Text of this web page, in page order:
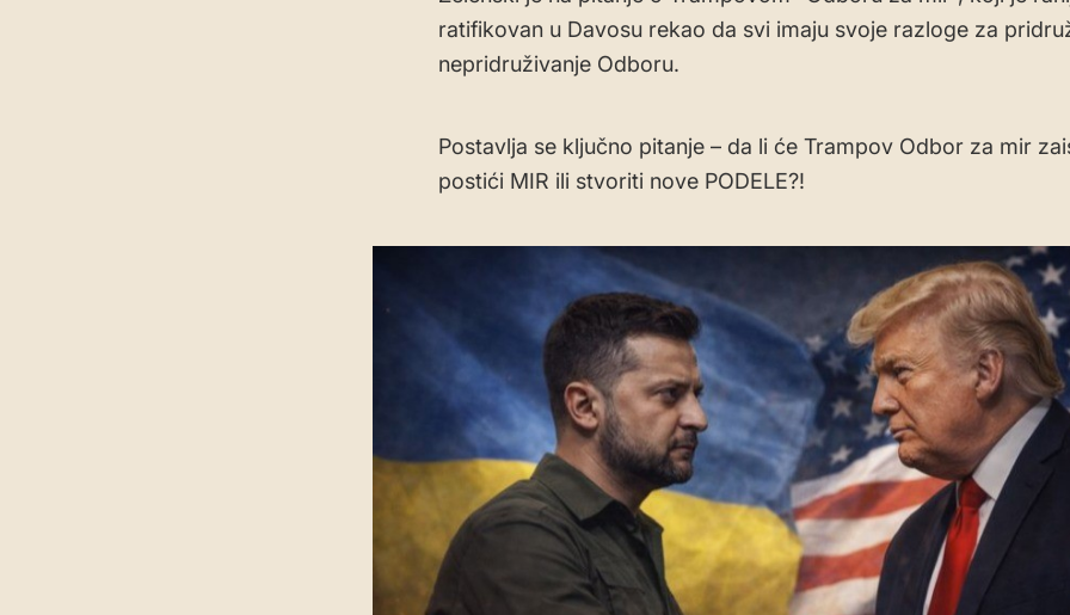
ratifikovan u Davosu rekao da svi imaju svoje razloge za
nepridruživanje Odboru.
Postavlja se ključno pitanje – da li će Trampov Odbor za mir
postići MIR ili stvoriti nove PODELE?!